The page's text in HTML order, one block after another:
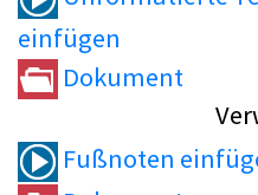
einfügen
Dokument
Fußnoten